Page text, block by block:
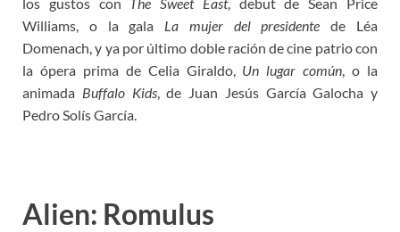
k
n
k
s
t
Williams, o la gala La mujer del presidente de Léa
Domenach, y ya por último doble ración de cine patrio con
la ópera prima de Celia Giraldo, Un lugar común, o la
animada Buffalo Kids, de Juan Jesús García Galocha y
Pedro Solís García.
Alien: Romulus